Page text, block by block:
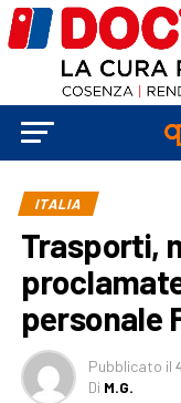
ITALIA
Trasporti,
personale
Pubblicato il
Di M.G.